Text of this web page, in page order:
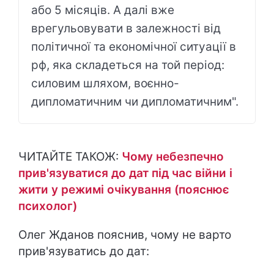
або 5 місяців. А далі вже
врегульовувати в залежності від
політичної та економічної ситуації в
рф, яка складеться на той період:
силовим шляхом, воєнно-
дипломатичним чи дипломатичним".
ЧИТАЙТЕ ТАКОЖ: Чому небезпечно
прив'язуватися до дат під час війни і
жити у режимі очікування (пояснює
психолог)
Олег Жданов пояснив, чому не варто
прив'язуватись до дат: